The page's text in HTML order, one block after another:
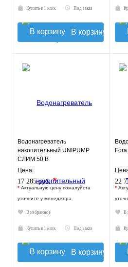
Купить в 1 клик Под заказ
В корзину
Водонагреватель
накопительный UNIPUMP
СЛИМ 50 В
Цена:
17 285 руб.*
* Актуальную цену пожалуйста
уточните у менеджера
В избранное
Купить в 1 клик Под заказ
В корзину
22
*
В